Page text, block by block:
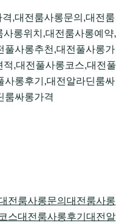
,대전룸사롱문의,대전룸
롱위치,대전룸사롱예약,
풀사롱추천,대전풀사롱가
,대전풀사롱코스,대전풀
사롱후기,대전알라딘룸싸
룸싸롱가격
전룸사롱문의 대전룸사롱
스대전룸사롱후기 대전알